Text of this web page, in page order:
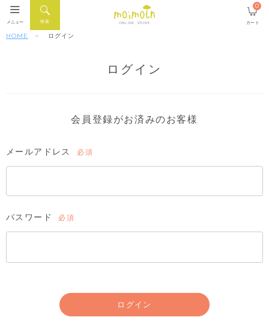
ONLINE STORE
検索
メニュー カート
0
HOME ログイン
ログイン
会員登録がお済みのお客様
メールアドレス
須)
パスワード
須)
ログイン